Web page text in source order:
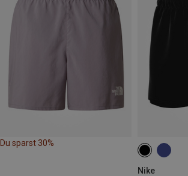
Du sparst 30%
Nike
S M